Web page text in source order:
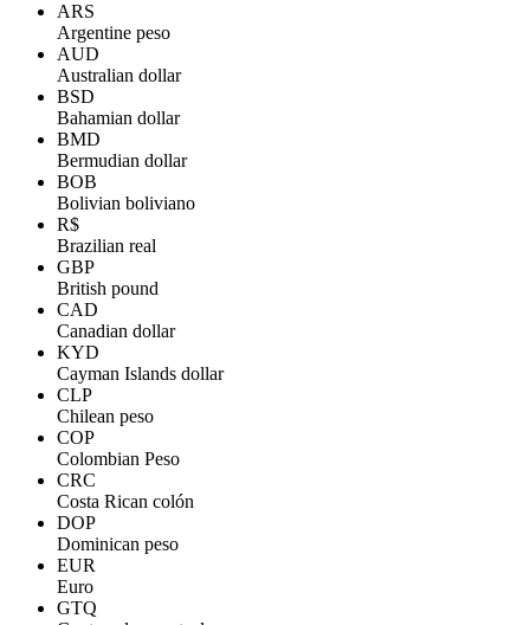
ARS
Argentine peso
AUD
Australian dollar
BSD
Bahamian dollar
BMD
Bermudian dollar
BOB
Bolivian boliviano
R$
Brazilian real
GBP
British pound
CAD
Canadian dollar
KYD
Cayman Islands dollar
CLP
Chilean peso
COP
Colombian Peso
CRC
Costa Rican colón
DOP
Dominican peso
EUR
Euro
GTQ